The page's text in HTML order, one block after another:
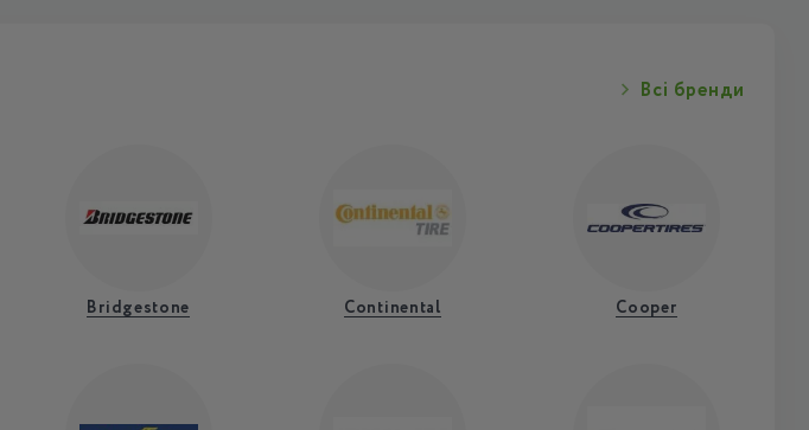
Всі бренди
Bridgestone Continental Cooper